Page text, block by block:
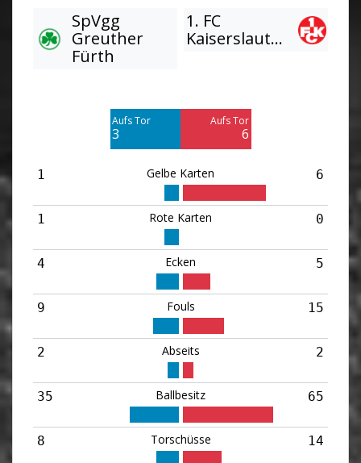
SpVgg
Greuther
Fürth
1. FC
Kaiserslautern
Aufs Tor
3
Aufs Tor
6
1 Gelbe Karten 6
1 Rote Karten 0
4 Ecken 5
9 Fouls 15
2 Abseits 2
35 Ballbesitz 65
8 Torschüsse 14